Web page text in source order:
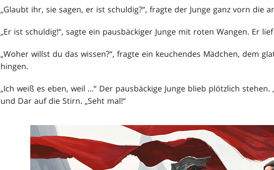
„Glaubt ihr, sie sagen, er ist schuldig?“, fragte der Junge ganz vorn die
„Er ist schuldig!“, sagte ein pausbäckiger Junge mit roten Wangen. Er
„Woher willst du das wissen?“, fragte ein keuchendes Mädchen, dem
hingen.
„Ich weiß es eben, weil ...“ Der pausbäckige Junge blieb plötzlich stehen.
und Dar auf die Stirn. „Seht mal!“